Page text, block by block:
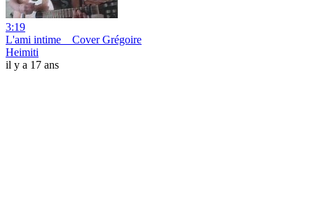
3:19
L'ami intime _ Cover Grégoire
Heimiti
il y a 17 ans